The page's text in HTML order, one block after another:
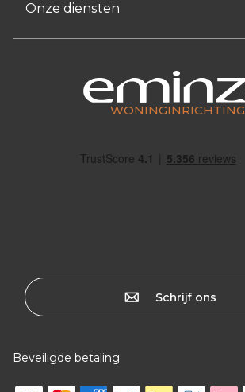
Onze diensten
WONINGINRICHTING
Schrijf ons
Beveiligde betaling